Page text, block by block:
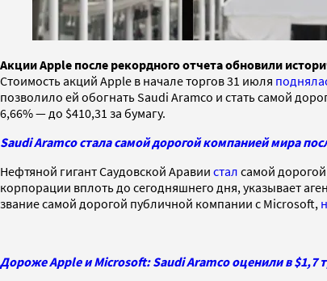
Акции Apple после рекордного отчета обновили
Стоимость акций Apple в начале торгов 31 июля
позволило ей обогнать Saudi Aramco и стать самой
6,66% — до $410,31 за бумагу.
Saudi Aramco стала самой дорогой компанией мира
Нефтяной гигант Саудовской Аравии стал самой
корпорации вплоть до сегодняшнего дня, указывает
звание самой дорогой публичной компании с Microsoft,
Дороже Apple и Microsoft: Saudi Aramco оценили в $1,7